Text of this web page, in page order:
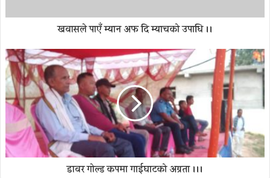
खवासले पाएँ म्यान अफ दि म्याचको उपाधि ।।
डावर गोल्ड कपमा गाईघाटको अग्रता ।।।